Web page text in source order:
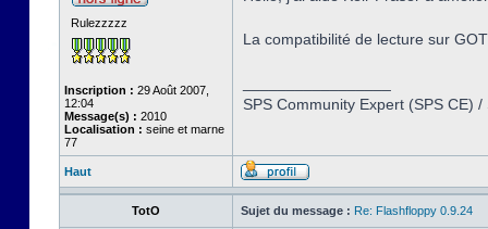
Rulezzzzz
Inscription : 29 Août 2007,
12:04
Message(s) : 2010
Localisation : seine et marne
77
La compatibilité de lecture sur
SPS Community Expert (SPS CE) /
Haut
TotO Sujet du message : Re: Flashfloppy 0.9.24